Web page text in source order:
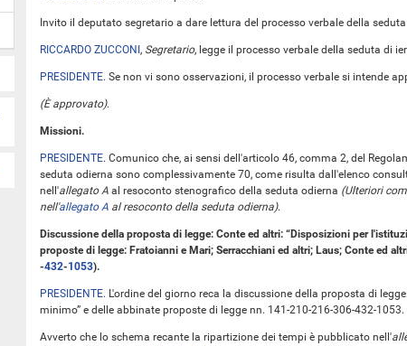
Invito il deputato segretario a dare lettura del processo verbale della seduta
RICCARDO ZUCCONI , Segretario, legge il processo verbale della seduta di
PRESIDENTE. Se non vi sono osservazioni, il processo verbale si intende
(È approvato).
Missioni.
PRESIDENTE. Comunico che, ai sensi dell'articolo 46, comma 2, del
seduta odierna sono complessivamente 70, come risulta dall'elenco
nell'allegato A al resoconto stenografico della seduta odierna (Ulteriori
nell'allegato A al resoconto della seduta odierna).
Discussione della proposta di legge: Conte ed altri: “Disposizioni per
proposte di legge: Fratoianni e Mari; Serracchiani ed altri; Laus; Conte ed
-432​-1053​).
PRESIDENTE. L'ordine del giorno reca la discussione della proposta di
minimo” e delle abbinate proposte di legge nn. 141-210-216-306-432-1053.
Avverto che lo schema recante la ripartizione dei tempi è pubblicato nell'